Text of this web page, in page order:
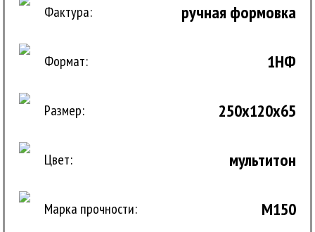
Фактура: ручная формовка
Формат: 1НФ
Размер: 250x120x65
Цвет: мультитон
Марка прочности: M150